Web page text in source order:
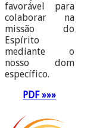
favorável para
colaborar na
missão do
Espírito
mediante o
nosso dom
específico.
PDF »»»